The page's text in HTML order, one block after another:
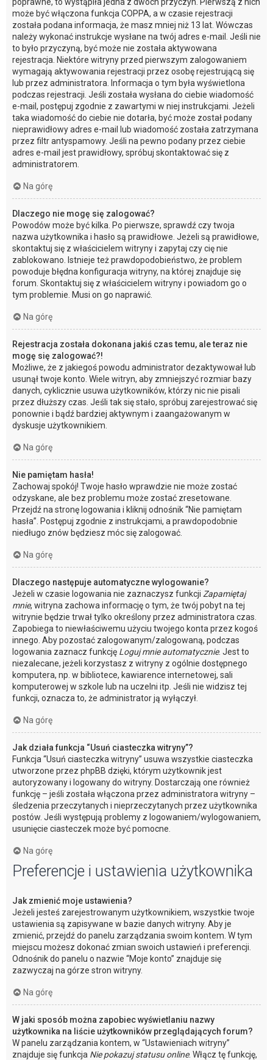
może być włączona funkcja COPPA, a w czasie rejestracji
została podana informacja, że masz mniej niż 13 lat. Wówczas
należy wykonać instrukcje wysłane na twój adres e-mail. Jeśli nie
to było przyczyną, być może nie została aktywowana
rejestracja. Niektóre witryny przed pierwszym zalogowaniem
wymagają aktywowania rejestracji przez osobę rejestrującą się
lub przez administratora. Informacja o tym była wyświetlona
podczas rejestracji. Jeśli została wysłana do ciebie wiadomość
e-mail, postępuj zgodnie z zawartymi w niej instrukcjami. Jeżeli
taka wiadomość do ciebie nie dotarła, być może został podany
nieprawidłowy adres e-mail lub wiadomość została zatrzymana
przez filtr antyspamowy. Jeśli na pewno podany przez ciebie
adres e-mail jest prawidłowy, spróbuj skontaktować się z
administratorem.
Na górę
Dlaczego nie mogę się zalogować?
Powodów może być kilka. Po pierwsze, sprawdź czy twoja
nazwa użytkownika i hasło są prawidłowe. Jeżeli są prawidłowe,
skontaktuj się z właścicielem witryny i zapytaj czy cię nie
zablokowano. Istnieje też prawdopodobieństwo, że problem
powoduje błędna konfiguracja witryny, na której znajduje się
forum. Skontaktuj się z właścicielem witryny i powiadom go o
tym problemie. Musi on go naprawić.
Na górę
Rejestracja została dokonana jakiś czas temu, ale teraz nie
mogę się zalogować?!
Możliwe, że z jakiegoś powodu administrator dezaktywował lub
usunął twoje konto. Wiele witryn, aby zmniejszyć rozmiar bazy
danych, cyklicznie usuwa użytkowników, którzy nic nie pisali
przez dłuższy czas. Jeśli tak się stało, spróbuj zarejestrować się
ponownie i bądź bardziej aktywnym i zaangażowanym w
dyskusje użytkownikiem.
Na górę
Nie pamiętam hasła!
Zachowaj spokój! Twoje hasło wprawdzie nie może zostać
odzyskane, ale bez problemu może zostać zresetowane.
Przejdź na stronę logowania i kliknij odnośnik “Nie pamiętam
hasła”. Postępuj zgodnie z instrukcjami, a prawdopodobnie
niedługo znów będziesz móc się zalogować.
Na górę
Dlaczego następuje automatyczne wylogowanie?
Jeżeli w czasie logowania nie zaznaczysz funkcji Zapamiętaj
mnie, witryna zachowa informację o tym, że twój pobyt na tej
witrynie będzie trwał tylko określony przez administratora czas.
Zapobiega to niewłaściwemu użyciu twojego konta przez kogoś
innego. Aby pozostać zalogowanym/zalogowaną, podczas
logowania zaznacz funkcję Loguj mnie automatycznie. Jest to
niezalecane, jeżeli korzystasz z witryny z ogólnie dostępnego
komputera, np. w bibliotece, kawiarence internetowej, sali
komputerowej w szkole lub na uczelni itp. Jeśli nie widzisz tej
funkcji, oznacza to, że administrator ją wyłączył.
Na górę
Jak działa funkcja “Usuń ciasteczka witryny”?
Funkcja “Usuń ciasteczka witryny” usuwa wszystkie ciasteczka
utworzone przez phpBB dzięki, którym użytkownik jest
autoryzowany i logowany do witryny. Dostarczają one również
funkcję – jeśli została włączona przez administratora witryny –
śledzenia przeczytanych i nieprzeczytanych przez użytkownika
postów. Jeśli występują problemy z logowaniem/wylogowaniem,
usunięcie ciasteczek może być pomocne.
Na górę
Preferencje i ustawienia użytkownika
Jak zmienić moje ustawienia?
Jeżeli jesteś zarejestrowanym użytkownikiem, wszystkie twoje
ustawienia są zapisywane w bazie danych witryny. Aby je
zmienić, przejdź do panelu zarządzania swoim kontem. W tym
miejscu możesz dokonać zmian swoich ustawień i preferencji.
Odnośnik do panelu o nazwie “Moje konto” znajduje się
zazwyczaj na górze stron witryny.
Na górę
W jaki sposób można zapobiec wyświetlaniu nazwy
użytkownika na liście użytkowników przeglądających forum?
W panelu zarządzania kontem, w “Ustawieniach witryny”
znajduje się funkcja Nie pokazuj statusu online. Włącz tę funkcję,